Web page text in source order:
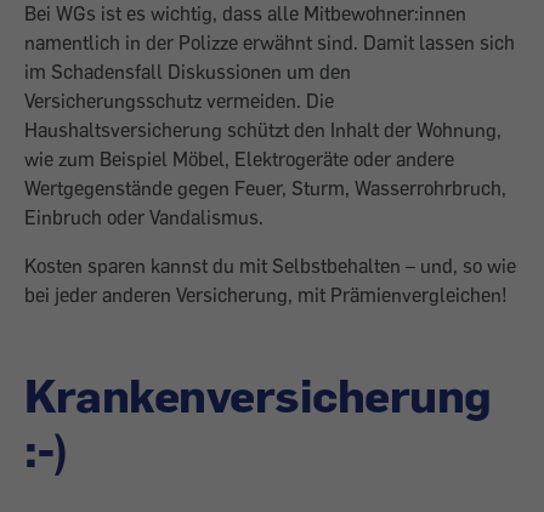
Bei WGs ist es wichtig, dass alle Mitbewohner:innen
namentlich in der Polizze erwähnt sind. Damit lassen sich
im Schadensfall Diskussionen um den
Versicherungsschutz vermeiden. Die
Haushaltsversicherung schützt den Inhalt der Wohnung,
wie zum Beispiel Möbel, Elektrogeräte oder andere
Wertgegenstände gegen Feuer, Sturm, Wasserrohrbruch,
Einbruch oder Vandalismus.
Kosten sparen kannst du mit Selbstbehalten – und, so wie
bei jeder anderen Versicherung, mit Prämienvergleichen!
Krankenversicherung
:-)